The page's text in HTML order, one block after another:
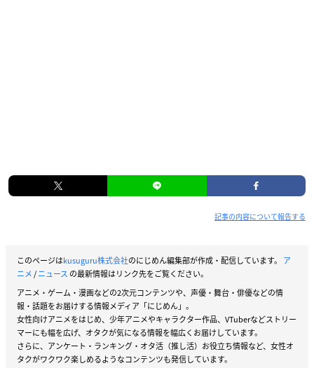
記事の内容について報告する
このページはkusuguru株式会社のにじめん編集部が作成・配信しています。 ア
ニメ/ニュース の最新情報はリンク先をご覧ください。
アニメ・ゲーム・漫画などの2次元コンテンツや、声優・舞台・俳優などの情
報・話題をお届けする情報メディア「にじめん」。
女性向けアニメをはじめ、少年アニメやキャラクター作品、VTuberなどストリー
マーにも幅を広げ、オタクが気になる情報を幅広くお届けしています。
さらに、アンケート・ランキング・オタ活（推し活）お役立ち情報など、女性オ
タクがワクワク楽しめるようなコンテンツも発信しています。